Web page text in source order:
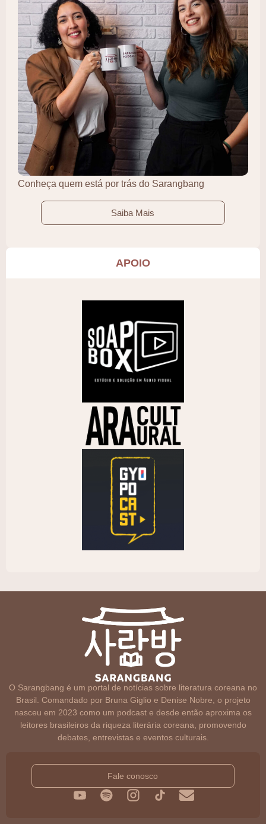
Conheça quem está por trás do Sarangbang
Saiba Mais
APOIO
O Sarangbang é um portal de notícias sobre literatura coreana no
Brasil. Comandado por Bruna Giglio e Denise Nobre, o projeto
nasceu em 2023 como um podcast e desde então aproxima os
leitores brasileiros da riqueza literária coreana, promovendo
debates, entrevistas e eventos culturais.
Fale conosco